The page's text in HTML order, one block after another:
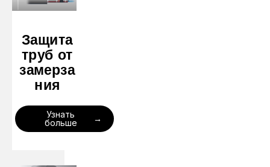
Защита
труб от
замерза
ния
Узнать
больше